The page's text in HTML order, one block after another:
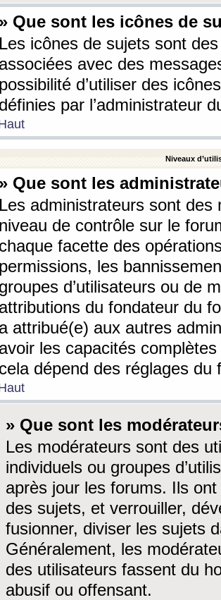
» Que sont les icônes de
Les icônes de sujets sont
associées avec des
possibilité d’utiliser des
définies par l’administrateur
Niveaux
» Que sont les
Les administrateurs sont
niveau de contrôle sur le
chaque facette des
permissions, les
groupes d’utilisateurs ou de
attributions du fondateur du
a attribué(e) aux autres
avoir les capacités
cela dépend des réglages du
» Que sont les
Les modérateurs sont des
individuels ou groupes
après jour les forums. Ils ont
des sujets, et verrouiller,
fusionner, diviser les sujets
Généralement, les
des utilisateurs fassent du
abusif ou offensant.